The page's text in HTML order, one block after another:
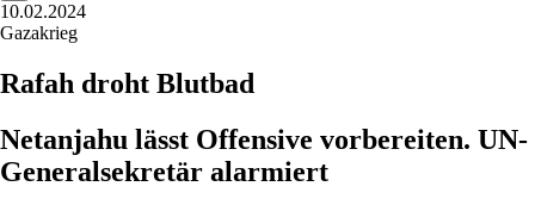
10.02.2024
Gazakrieg
Rafah droht Blutbad
Netanjahu lässt Offensive vorbereiten. UN-
Generalsekretär alarmiert